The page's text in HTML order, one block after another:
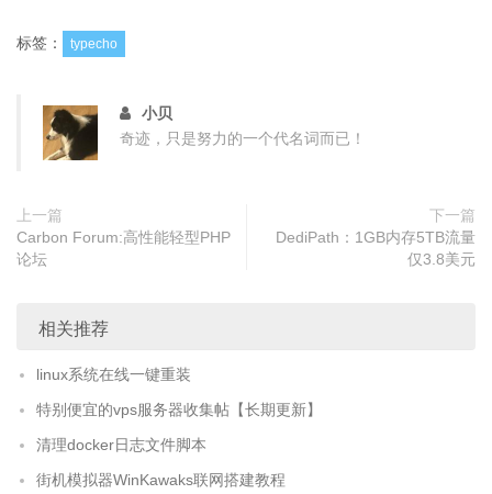
标签： typecho
小贝
奇迹，只是努力的一个代名词而已！
上一篇
Carbon Forum:高性能轻型PHP
论坛
下一篇
DediPath：1GB内存5TB流量
仅3.8美元
相关推荐
linux系统在线一键重装
特别便宜的vps服务器收集帖【长期更新】
清理docker日志文件脚本
街机模拟器WinKawaks联网搭建教程